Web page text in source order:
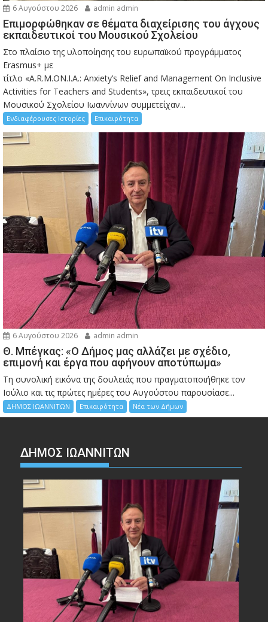
6 Αυγούστου 2026 admin admin
Eπιμορφώθηκαν σε θέματα διαχείρισης του άγχους
εκπαιδευτικοί του Μουσικού Σχολείου
Στο πλαίσιο της υλοποίησης του ευρωπαϊκού προγράμματος
Erasmus+ με
τίτλο «A.R.M.ON.I.A.: Anxiety’s Relief and Management On Inclusive
Activities for Teachers and Students», τρεις εκπαιδευτικοί του
Μουσικού Σχολείου Ιωαννίνων συμμετείχαν...
Ενδιαφέρουσες Ιστορίες Επικαιρότητα
6 Αυγούστου 2026 admin admin
Θ. Μπέγκας: «Ο Δήμος μας αλλάζει με σχέδιο,
επιμονή και έργα που αφήνουν αποτύπωμα»
Τη συνολική εικόνα της δουλειάς που πραγματοποιήθηκε τον
Ιούλιο και τις πρώτες ημέρες του Αυγούστου παρουσίασε...
ΔΗΜΟΣ ΙΩΑΝΝΙΤΩΝ Επικαιρότητα Νέα των Δήμων
ΔΗΜΟΣ ΙΩΑΝΝΙΤΩΝ